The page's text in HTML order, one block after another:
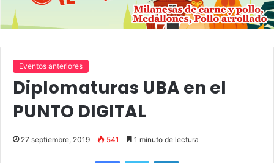
Eventos anteriores
Diplomaturas UBA en el
PUNTO DIGITAL
27 septiembre, 2019 541 1 minuto de lectura